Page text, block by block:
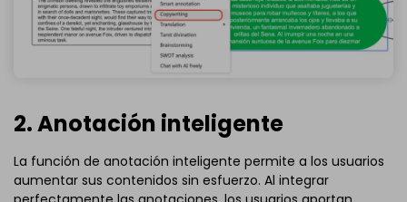
2. Anotación inteligente
La función de anotación inteligente permite a los usuarios
aumentar sus contenidos sin esfuerzo. Al integrar